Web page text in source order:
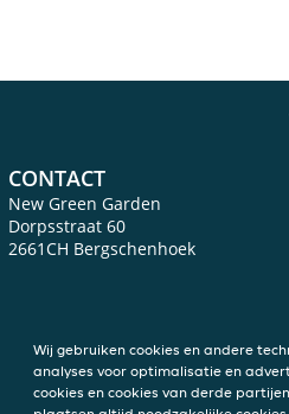
CONTACT
New Green Garden
Dorpsstraat 60
2661CH Bergschenhoek
Wij gebruiken cookies en andere
analyses voor optimalisatie en
cookies en cookies van derde